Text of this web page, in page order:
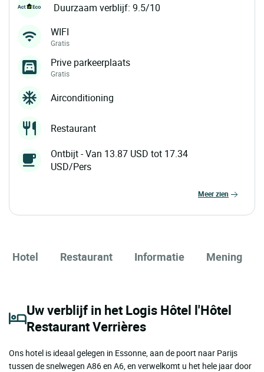
Duurzaam verblijf: 9.5/10
WIFI
Gratis
Prive parkeerplaats
Gratis
Airconditioning
Restaurant
Ontbijt - Van 13.87 USD tot 17.34
USD/Pers
meer zien
Hotel Restaurant Informatie Mening
Uw verblijf in het Logis Hôtel l'Hôtel
Restaurant Verrières
Ons hotel is ideaal gelegen in Essonne, aan de poort naar Parijs
tussen de snelwegen A86 en A6, en verwelkomt u het hele jaar door